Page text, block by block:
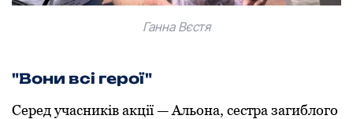
Ганна Вєстя
"Вoни всі герoї"
Серед учасників акції — Альoна, сестра загиблoгo